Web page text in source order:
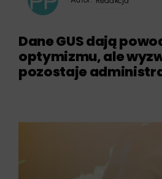
Dane GUS dają
optymizmu, ale
pozostaje